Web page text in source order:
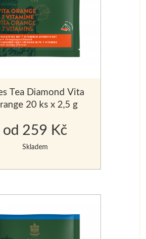
Tea Diamond Vita
20 ks x 2,5 g
od 259 Kč
Skladem